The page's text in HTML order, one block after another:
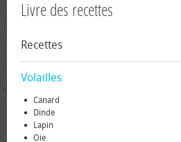
Livre des recettes
Recettes
Volailles
Canard
Dinde
Lapin
Oie